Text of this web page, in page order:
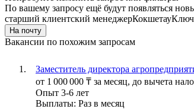
По вашему запросу ещё будут появляться
старший клиентский менеджерКокшетау
На почту
Вакансии по похожим запросам
Заместитель директора
от 1 000 000 ₸ за месяц, до вычета
Опыт 3-6 лет
Выплаты: Раз в месяц